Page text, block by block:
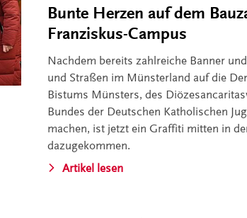
Bunte Herzen auf dem
Franziskus-Campus
Nachdem bereits zahlreiche Banner
und Straßen im Münsterland auf die
Bistums Münsters, des
Bundes der Deutschen Katholischen
machen, ist jetzt ein Graffiti mitten in
dazugekommen.
Artikel lesen